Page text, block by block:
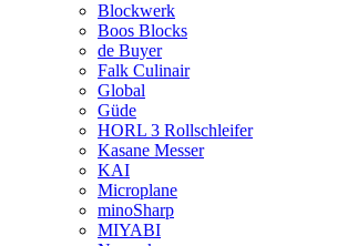
Blockwerk
Boos Blocks
de Buyer
Falk Culinair
Global
Güde
HORL 3 Rollschleifer
Kasane Messer
KAI
Microplane
minoSharp
MIYABI